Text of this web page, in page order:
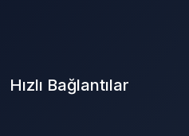
Hızlı Bağlantılar